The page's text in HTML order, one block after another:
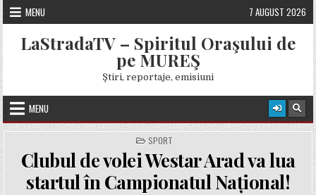
Skip
to
content
MENU 7 AUGUST 2026
LaStradaTV – Spiritul Oraşului de
pe MUREŞ
Ştiri, reportaje, emisiuni
MENU
POSTED
IN
SPORT
Clubul de volei Westar Arad va lua
startul în Campionatul Național!